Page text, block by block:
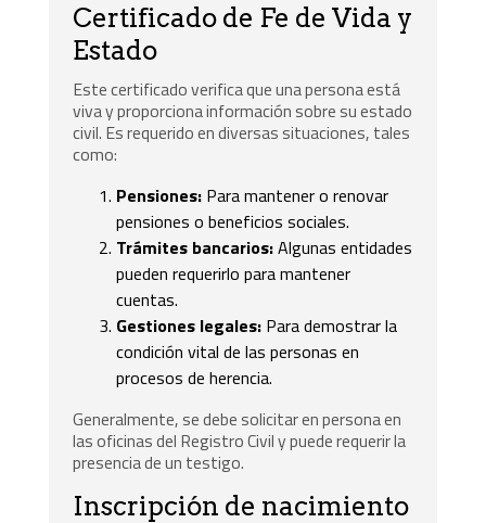
Certificado de Fe de Vida y
Estado
Este certificado verifica que una persona está
viva y proporciona información sobre su estado
civil. Es requerido en diversas situaciones, tales
como:
Pensiones: Para mantener o renovar
pensiones o beneficios sociales.
Trámites bancarios:Algunas entidades
pueden requerirlo para mantener
cuentas.
Gestiones legales: Para demostrar la
condición vital de las personas en
procesos de herencia.
Generalmente, se debe solicitar en persona en
las oficinas del Registro Civil y puede requerir la
presencia de un testigo.
Inscripción de nacimiento